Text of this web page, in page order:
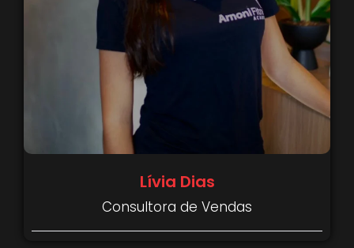
Lívia Dias
Consultora de Vendas